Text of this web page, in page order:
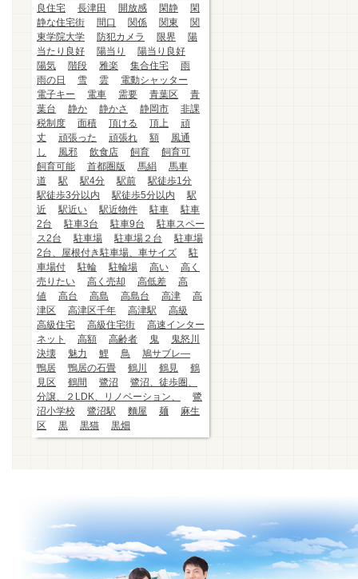
良住宅
長津田 開放感 閑静
閑
静な住宅街
間口 関係 関東
関
東学院大学
防犯カメラ 限界
陽
当たり良好
陽当り
陽当り良好
陽気
階段 雅楽 集合住宅
雨
雨の日
雪 雲
電動シャッター
電子キー
電車 需要 青葉区
青
葉台
静か 静かさ 静岡市
非課
税制度
面積 頂ける 頂上
頑
丈
頑張った 頑張れ 額
風通
し
風邪 飲食店 飼育
飼育可
飼育可能
首都圏版 馬絹
馬車
道
駅 駅4分 駅前
駅徒歩1分
駅徒歩3分以内
駅徒歩5分以内
駅
近
駅近い 駅近物件 駐車
駐車
2台
駐車3台 駐車9台
駐車スペー
ス2台
駐車場 駐車場２台
駐車場
2台、屋根付き駐車場、車サイズ
駐
車場付
駐輪 駐輪場 高い
高く
売りたい
高く売却 高低差
高
値
高台 高島 高島台 高津
高
津区
高津区千年 高津駅
高級
高級住宅
高級住宅街
高速インター
ネット
高額 高齢者 鬼
鬼怒川
決壊
魅力 鯉 鳥
鳩サブレ―
鴨居
鴨居の石畳 鶴川 鶴見
鶴
見区
鶴間 鷺沼
鷺沼、徒歩圏、
分譲、２LDK、リノベーション、
鷺
沼小学校
鷺沼駅 麵屋 麺
麻生
区
黒 黒猫 黒畑